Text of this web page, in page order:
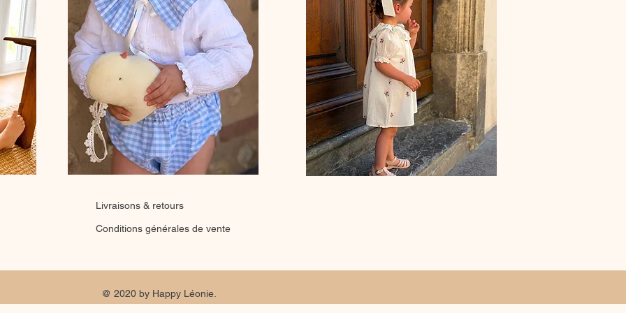
Livraisons & retours
Conditions générales de vente
@ 2020 by Happy Léonie.